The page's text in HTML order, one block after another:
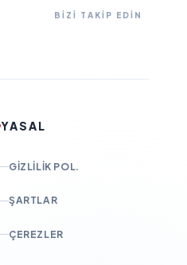
BİZİ TAKİP EDİN
YASAL
GIZLILIK POL.
ŞARTLAR
ÇEREZLER